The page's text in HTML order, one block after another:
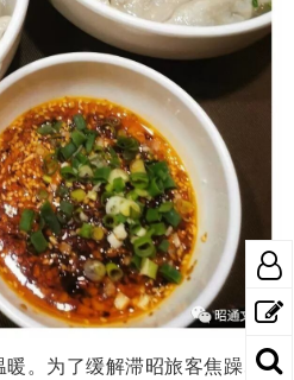
。为了缓解滞昭旅客焦躁、无